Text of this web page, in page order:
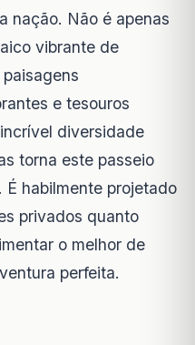
nação. Não é apenas
vibrante de
e tesouros
diversidade
torna este passeio
habilmente projetado
privados quanto
o melhor de
perfeita.